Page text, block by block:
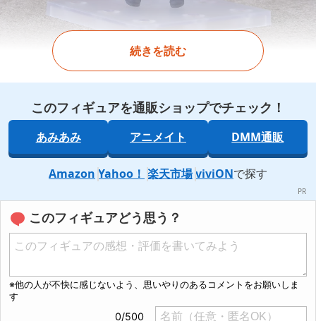
続きを読む
このフィギュアを通販ショップでチェック！
あみあみ アニメイト DMM通販
Amazon Yahoo！ 楽天市場 viviONで探す
このフィギュアどう思う？